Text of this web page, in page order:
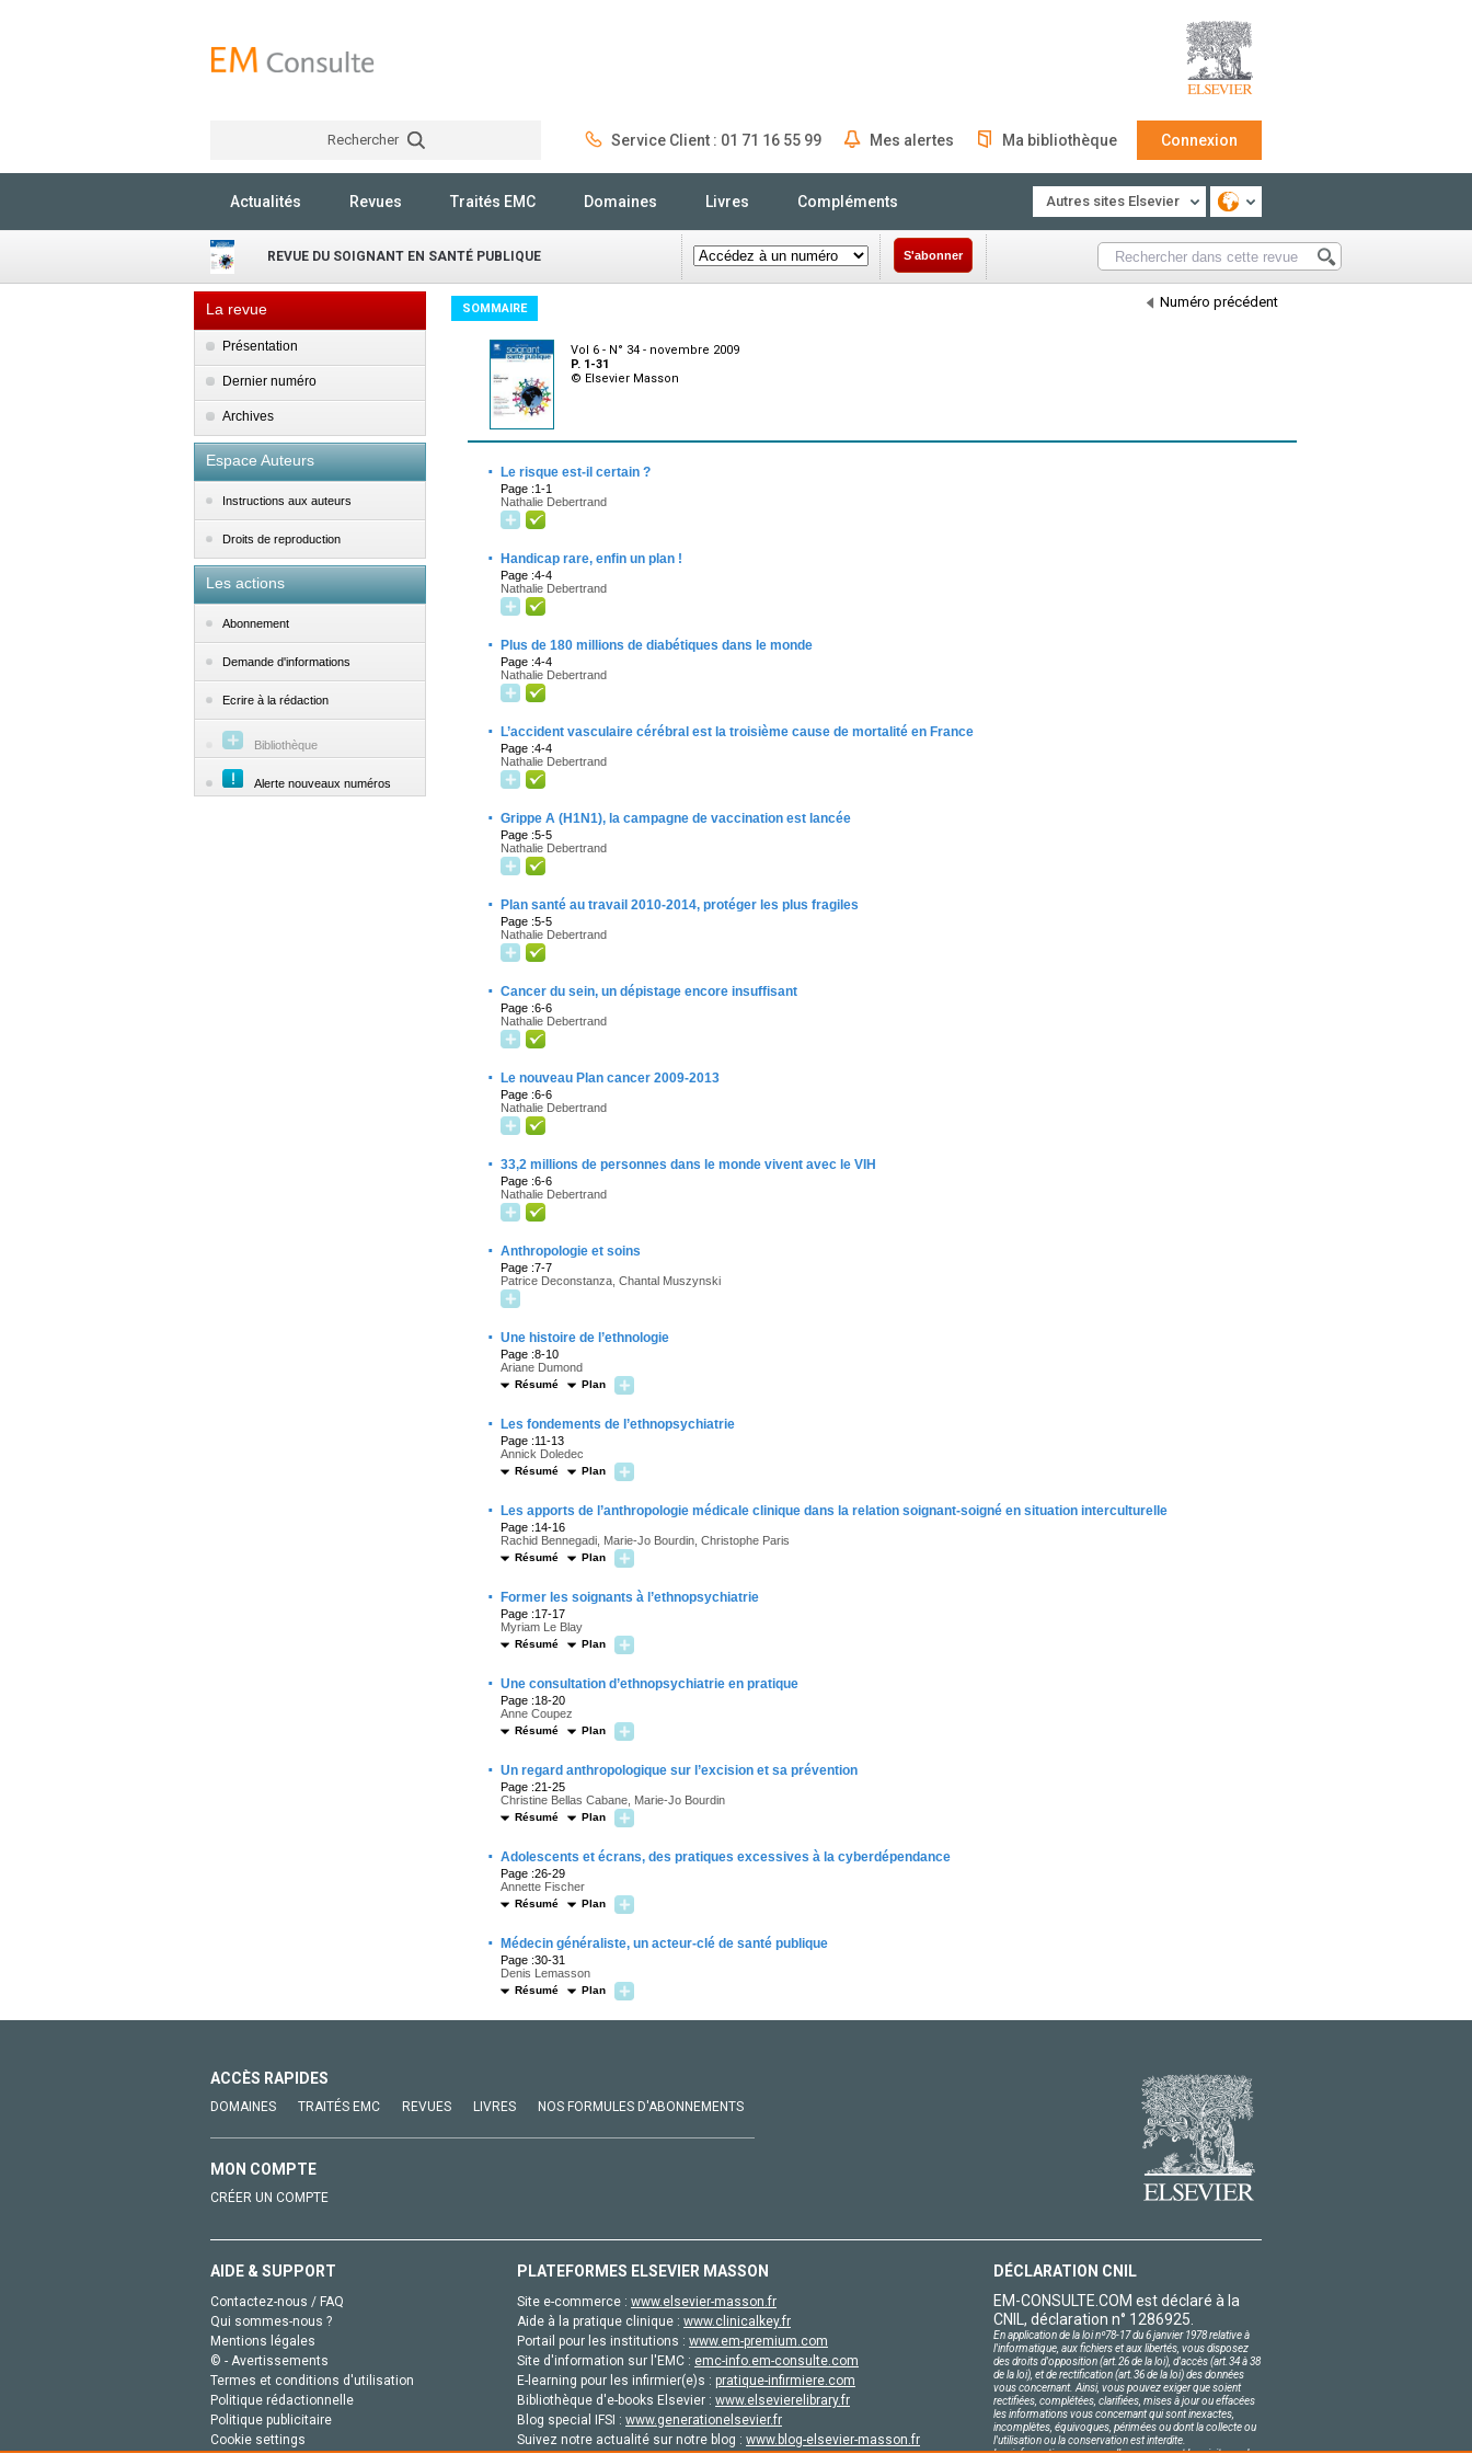
Rechercher Service Client : 01 71 16 55 99 Mes alertes Ma bibliothèque Connexion
Actualités Revues Traités EMC Domaines Livres Compléments Autres sites Elsevier
REVUE DU SOIGNANT EN SANTÉ PUBLIQUE S'abonner
La revue
Présentation
Dernier numéro
Archives
Espace Auteurs
Instructions aux auteurs
Droits de reproduction
Les actions
Abonnement
Demande d'informations
Ecrire à la rédaction
Bibliothèque
Alerte nouveaux numéros
SOMMAIRE Numéro précédent
Vol 6 - N° 34 - novembre 2009
P. 1-31
© Elsevier Masson
· Le risque est-il certain ?
Page :1-1
Nathalie Debertrand
· Handicap rare, enfin un plan !
Page :4-4
Nathalie Debertrand
· Plus de 180 millions de diabétiques dans le monde
Page :4-4
Nathalie Debertrand
· L’accident vasculaire cérébral est la troisième cause de mortalité en France
Page :4-4
Nathalie Debertrand
· Grippe A (H1N1), la campagne de vaccination est lancée
Page :5-5
Nathalie Debertrand
· Plan santé au travail 2010-2014, protéger les plus fragiles
Page :5-5
Nathalie Debertrand
· Cancer du sein, un dépistage encore insuffisant
Page :6-6
Nathalie Debertrand
· Le nouveau Plan cancer 2009-2013
Page :6-6
Nathalie Debertrand
· 33,2 millions de personnes dans le monde vivent avec le VIH
Page :6-6
Nathalie Debertrand
· Anthropologie et soins
Page :7-7
Patrice Deconstanza, Chantal Muszynski
· Une histoire de l’ethnologie
Page :8-10
Ariane Dumond
Résumé Plan
· Les fondements de l’ethnopsychiatrie
Page :11-13
Annick Doledec
Résumé Plan
· Les apports de l’anthropologie médicale clinique dans la relation soignant-soigné en situation interculturelle
Page :14-16
Rachid Bennegadi, Marie-Jo Bourdin, Christophe Paris
Résumé Plan
· Former les soignants à l’ethnopsychiatrie
Page :17-17
Myriam Le Blay
Résumé Plan
· Une consultation d’ethnopsychiatrie en pratique
Page :18-20
Anne Coupez
Résumé Plan
· Un regard anthropologique sur l’excision et sa prévention
Page :21-25
Christine Bellas Cabane, Marie-Jo Bourdin
Résumé Plan
· Adolescents et écrans, des pratiques excessives à la cyberdépendance
Page :26-29
Annette Fischer
Résumé Plan
· Médecin généraliste, un acteur-clé de santé publique
Page :30-31
Denis Lemasson
Résumé Plan
ACCÈS RAPIDES
DOMAINES TRAITÉS EMC REVUES LIVRES NOS FORMULES D'ABONNEMENTS
MON COMPTE
CRÉER UN COMPTE
AIDE & SUPPORT
Contactez-nous / FAQ
Qui sommes-nous ?
Mentions légales
© - Avertissements
Termes et conditions d'utilisation
Politique rédactionnelle
Politique publicitaire
Cookie settings
PLATEFORMES ELSEVIER MASSON
Site e-commerce : www.elsevier-masson.fr
Aide à la pratique clinique : www.clinicalkey.fr
Portail pour les institutions : www.em-premium.com
Site d'information sur l'EMC : emc-info.em-consulte.com
E-learning pour les infirmier(e)s : pratique-infirmiere.com
Bibliothèque d'e-books Elsevier : www.elsevierelibrary.fr
Blog special IFSI : www.generationelsevier.fr
Suivez notre actualité sur notre blog : www.blog-elsevier-masson.fr
DÉCLARATION CNIL
EM-CONSULTE.COM est déclaré à la
CNIL, déclaration n° 1286925.
En application de la loi nº78-17 du 6 janvier 1978 relative à
l'informatique, aux fichiers et aux libertés, vous disposez
des droits d'opposition (art.26 de la loi), d'accès (art.34 à 38
de la loi), et de rectification (art.36 de la loi) des données
vous concernant. Ainsi, vous pouvez exiger que soient
rectifiées, complétées, clarifiées, mises à jour ou effacées
les informations vous concernant qui sont inexactes,
incomplètes, équivoques, périmées ou dont la collecte ou
l'utilisation ou la conservation est interdite.